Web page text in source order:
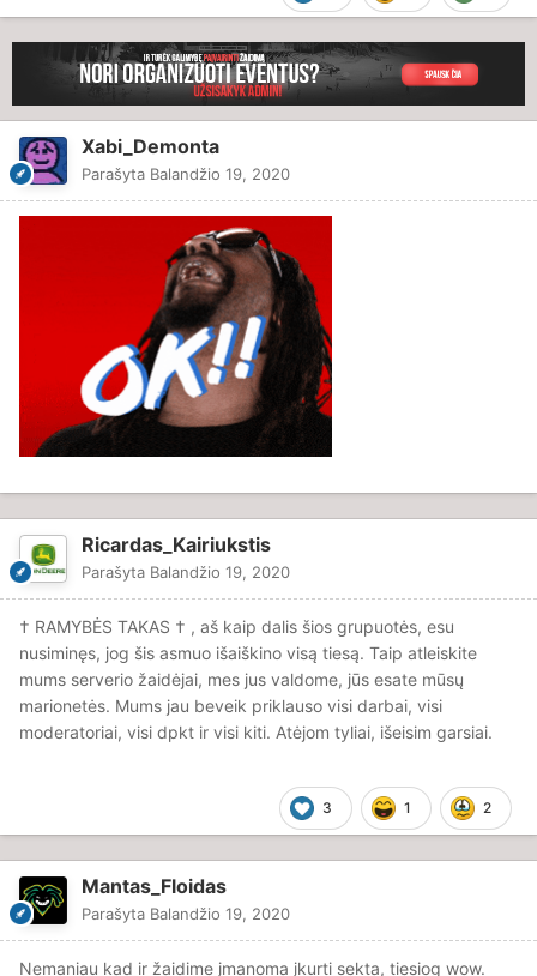
Xabi_Demonta
Parašyta Balandžio 19, 2020
Ricardas_Kairiukstis
Parašyta Balandžio 19, 2020
† RAMYBĖS TAKAS † , aš kaip dalis šios grupuotės, esu
nusiminęs, jog šis asmuo išaiškino visą tiesą. Taip atleiskite
mums serverio žaidėjai, mes jus valdome, jūs esate mūsų
marionetės. Mums jau beveik priklauso visi darbai, visi
moderatoriai, visi dpkt ir visi kiti. Atėjom tyliai, išeisim garsiai.
3 1 2
Mantas_Floidas
Parašyta Balandžio 19, 2020
Nemaniau kad ir žaidime įmanoma įkurti sekta, tiesiog wow.